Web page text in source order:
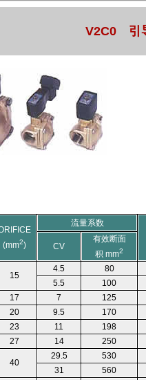
V2C0 引
(mm2)
流量系数
CV
有效断面
积 mm2
15
4.5
80
5.5 100
17 7
125
20
9.5 170
23 11
198
27
14
250
40
29.5
530
31 560